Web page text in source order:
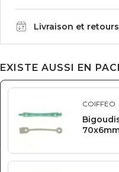
Livraison et
EXISTE AUSSI EN
COIFFEO